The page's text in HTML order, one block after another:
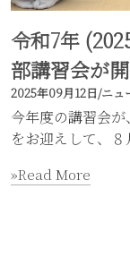
令和7年
部講習会が
2025年09月12日/ニュ
今年度の講習会
をお迎えして、
»Read More